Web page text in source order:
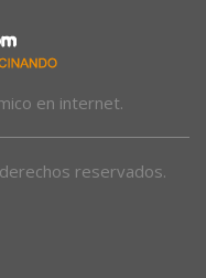
en internet.
reservados.